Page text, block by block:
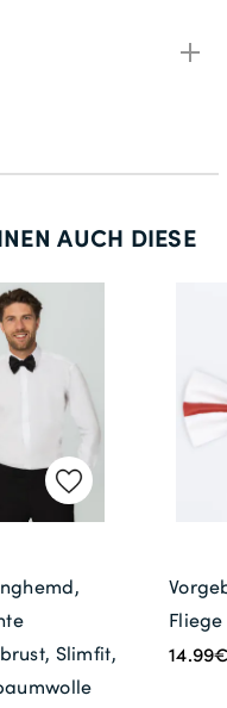
AUCH DIESE
Slimfit,
Fliege